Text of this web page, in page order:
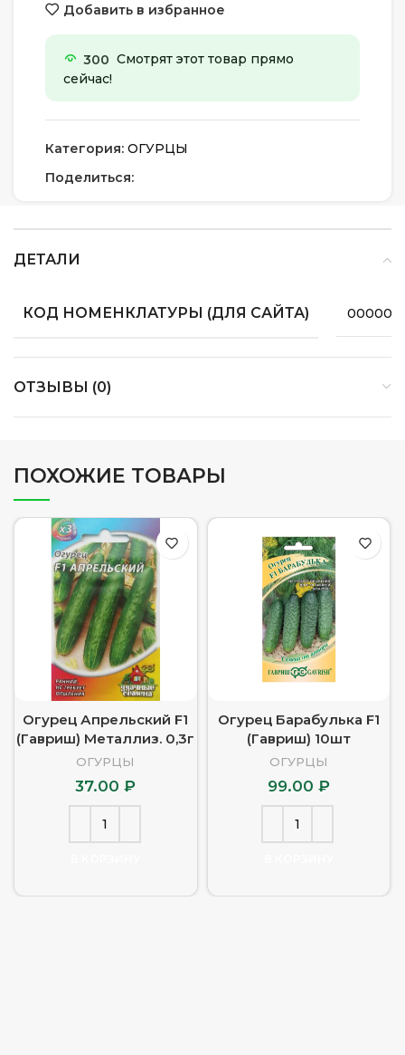
Добавить в избранное
300 Смотрят этот товар прямо
сейчас!
Категория: ОГУРЦЫ
Поделиться:
ДЕТАЛИ
КОД НОМЕНКЛАТУРЫ (ДЛЯ САЙТА)
ОТЗЫВЫ (0)
ПОХОЖИЕ ТОВАРЫ
Огурец Апрельский F1
(Гавриш) Металлиз. 0,3г
ОГУРЦЫ
37.00₽
Огурец Барабулька F1
(Гавриш) 10шт
ОГУРЦЫ
99.00 ₽